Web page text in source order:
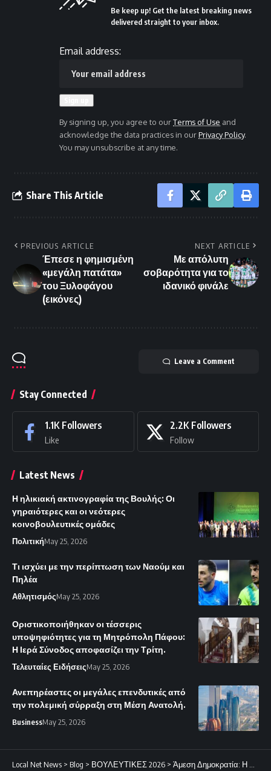
Be keep up! Get the latest breaking news
delivered straight to your inbox.
Email address:
By signing up, you agree to ourTerms of Use and
acknowledge the data practices in ourPrivacy Policy.
You may unsubscribe at any time.
Share This Article
PREVIOUS ARTICLE
Έπεσε η φημισμένη
«μεγάλη πατάτα»
του Ξυλοφάγου
(εικόνες)
NEXT ARTICLE
Με απόλυτη
σοβαρότητα για το
ιδανικό φινάλε
Leave a Comment
Stay Connected
1.1K Followers
Like
2.2K Followers
Follow
Latest News
Η ηλικιακή ακτινογραφία της Βουλής: Οι
γηραιότερες και οι νεότερες
κοινοβουλευτικές ομάδες
ΠολιτικήMay 25, 2026
Τι ισχύει με την περίπτωση των Ναούμ και
Πηλέα
ΑθλητισμόςMay 25, 2026
Οριστικοποιήθηκαν οι τέσσερις
υποψηφιότητες για τη Μητρόπολη Πάφου:
Η Ιερά Σύνοδος αποφασίζει την Τρίτη.
Τελευταίες ΕιδήσειςMay 25, 2026
Ανεπηρέαστες οι μεγάλες επενδυτικές από
την πολεμική σύρραξη στη Μέση Ανατολή.
BusinessMay 25, 2026
Local Net News > Blog > ΒΟΥΛΕΥΤΙΚΕΣ 2026 > Άμεση Δημοκρατία: Η αναλυτική σταυροδοσία των 56 υποψηφίων ανά επαρχία